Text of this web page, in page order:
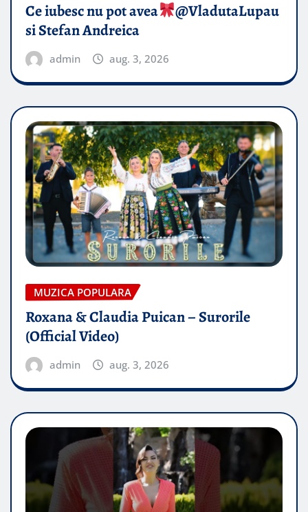
Ce iubesc nu pot avea
​@VladutaLupau
si Stefan Andreica
admin aug. 3, 2026
MUZICA POPULARA
Roxana & Claudia Puican – Surorile
(Official Video)
admin aug. 3, 2026